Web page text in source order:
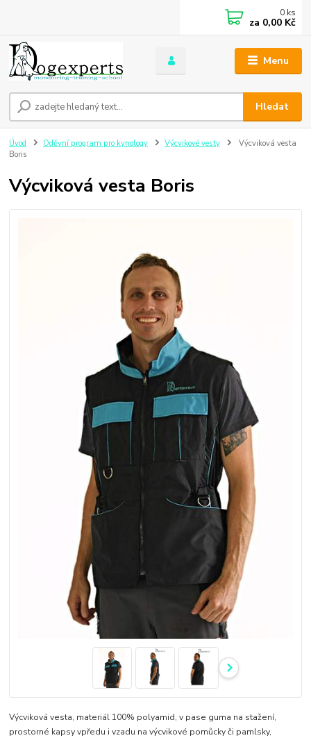
Menu
Hledat
0 ks
za 0,00 Kč
Úvod Oděvní program pro kynology Výcvikové vesty
Výcviková vesta
Boris
Výcviková vesta Boris
Výcviková vesta, materiál 100% polyamid, v pase guma na stažení,
prostorné kapsy vpředu i vzadu na výcvikové pomůcky či pamlsky,